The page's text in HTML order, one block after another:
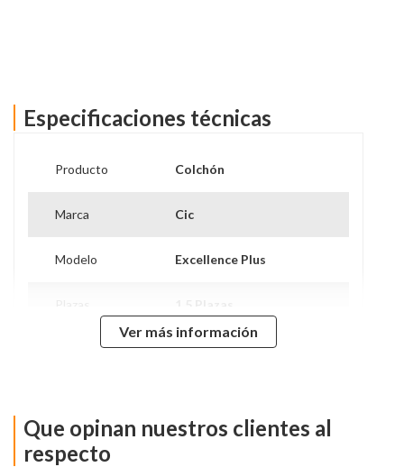
Especificaciones técnicas
Producto Colchón
Marca Cic
Modelo Excellence Plus
Nivel de Firmeza Intermedio
Ancho 105 cm
Ver más información
Que opinan nuestros clientes al
respecto